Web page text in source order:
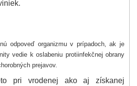
odpoveď organizmu v prípadoch, ak je
vedie k oslabeniu protiinfekčnej obrany
prejavov.
pri vrodenej ako aj získanej